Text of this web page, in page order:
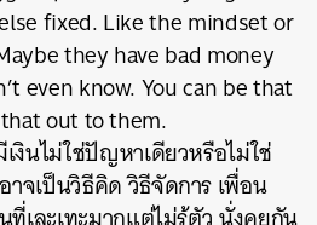
fixed. Like the mindset or
they have bad money
even know. You can be that
out to them.
งินไม่ใช่ปัญหาเดียวหรือไม่ใช่
เป็นวิธีคิด วิธีจัดการ เพื่อน